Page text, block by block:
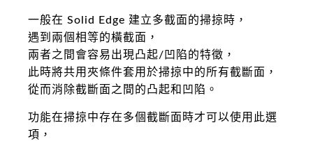
一般在 Solid Edge 建立多截面的掃掠時，
遇到兩個相等的橫截面，
兩者之間會容易出現凸起/凹陷的特徵，
此時將共用夾條件套用於掃掠中的所有截斷面，
從而消除截斷面之間的凸起和凹陷。
功能在掃掠中存在多個截斷面時才可以使用此選
項，